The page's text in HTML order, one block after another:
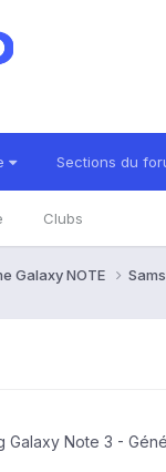
Sections du
Clubs
Galaxy NOTE
Galaxy Note 3 -